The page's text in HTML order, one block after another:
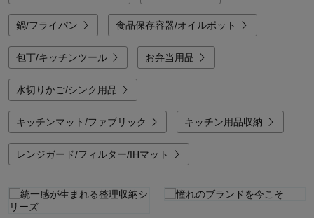
鍋/フライパン 食品保存容器/オイルポット
包丁/キッチンツール お弁当用品
水切りかご/シンク用品
キッチンマット/ファブリック キッチン用品収納
レンジガード/フィルター/IHマット